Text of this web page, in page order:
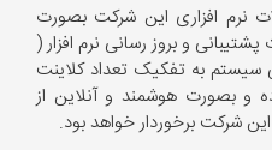
نرم افزاری این شرکت بصورت
و بروز رسانی نرم افزار (
سیستم به تفکیک تعداد کلاینت
و بصورت هوشمند و آنلاین از
شرکت برخوردار خواهد بود.